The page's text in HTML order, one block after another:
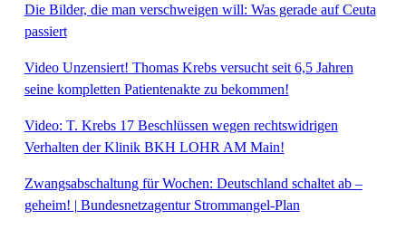
Die Bilder, die man verschweigen will: Was gerade auf Ceuta
passiert
Video Unzensiert! Thomas Krebs versucht seit 6,5 Jahren
seine kompletten Patientenakte zu bekommen!
Video: T. Krebs 17 Beschlüssen wegen rechtswidrigen
Verhalten der Klinik BKH LOHR AM Main!
Zwangsabschaltung für Wochen: Deutschland schaltet ab –
geheim! | Bundesnetzagentur Strommangel-Plan